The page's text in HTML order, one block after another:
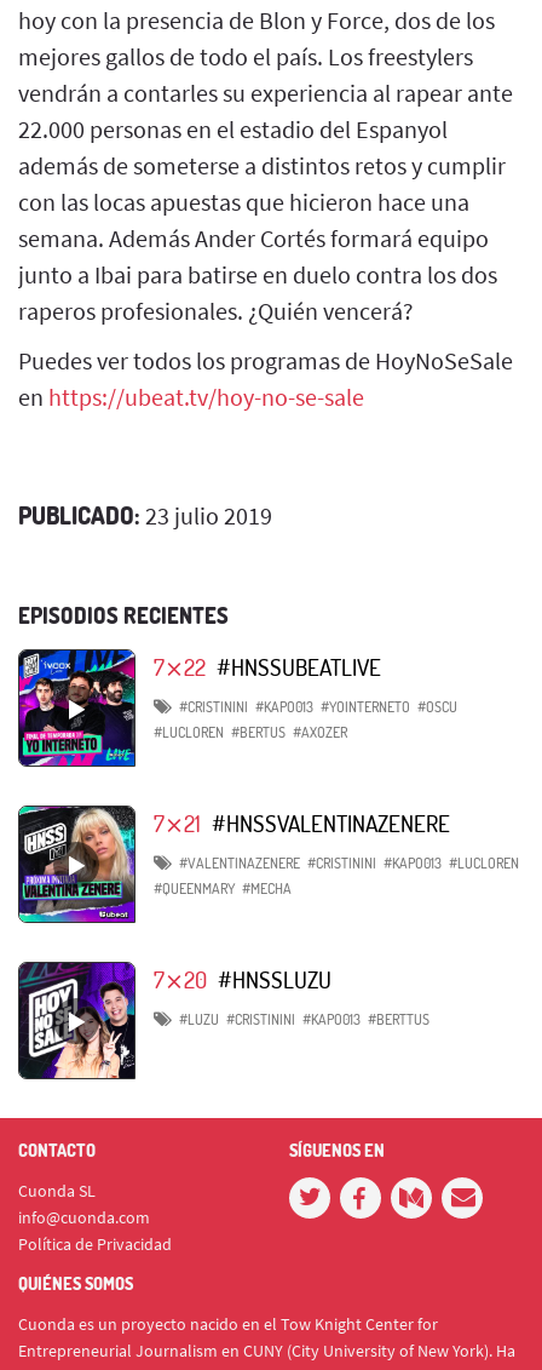
hoy con la presencia de Blon y Force, dos de los
mejores gallos de todo el país. Los freestylers
vendrán a contarles su experiencia al rapear ante
22.000 personas en el estadio del Espanyol
además de someterse a distintos retos y cumplir
con las locas apuestas que hicieron hace una
semana. Además Ander Cortés formará equipo
junto a Ibai para batirse en duelo contra los dos
raperos profesionales. ¿Quién vencerá?
Puedes ver todos los programas de HoyNoSeSale
en https://ubeat.tv/hoy-no-se-sale
PUBLICADO: 23 julio 2019
EPISODIOS RECIENTES
7⨯22 #HNSSUBEATLIVE
#CRISTININI #KAPO013 #YOINTERNETO #OSCU
#LUCLOREN #BERTUS #AXOZER
7⨯21 #HNSSVALENTINAZENERE
#VALENTINAZENERE #CRISTININI #KAPO013 #LUCLOREN
#QUEENMARY #MECHA
7⨯20 #HNSSLUZU
#LUZU #CRISTININI #KAPO013 #BERTTUS
CONTACTO
Cuonda SL
info@cuonda.com
Política de Privacidad
SÍGUENOS EN
QUIÉNES SOMOS
Cuonda es un proyecto nacido en el Tow Knight Center for
Entrepreneurial Journalism en CUNY (City University of New York). Ha